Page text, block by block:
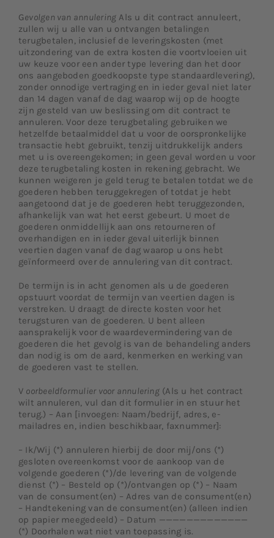
Gevolgen van annulering Als u dit contract annuleert,
zullen wij u alle van u ontvangen betalingen
terugbetalen, inclusief de leveringskosten (met
uitzondering van de extra kosten die voortvloeien uit
uw keuze voor een ander type levering dan het door
ons aangeboden goedkoopste type standaardlevering),
zonder onnodige vertraging en in ieder geval niet later
dan 14 dagen vanaf de dag waarop wij op de hoogte
zijn gesteld van uw beslissing om dit contract te
annuleren. Voor deze terugbetaling gebruiken we
hetzelfde betaalmiddel dat u voor de oorspronkelijke
transactie hebt gebruikt, tenzij uitdrukkelijk anders
met u is overeengekomen; in geen geval worden u voor
deze terugbetaling kosten in rekening gebracht. We
kunnen weigeren je geld terug te betalen totdat we de
goederen hebben teruggekregen of totdat je hebt
aangetoond dat je de goederen hebt teruggezonden,
afhankelijk van wat het eerst gebeurt. U moet de
goederen onmiddellijk aan ons retourneren of
overhandigen en in ieder geval uiterlijk binnen
veertien dagen vanaf de dag waarop u ons hebt
geïnformeerd over de annulering van dit contract.
De termijn is in acht genomen als u de goederen
opstuurt voordat de termijn van veertien dagen is
verstreken. U draagt de directe kosten voor het
terugsturen van de goederen. U bent alleen
aansprakelijk voor de waardevermindering van de
goederen die het gevolg is van de behandeling anders
dan nodig is om de aard, kenmerken en werking van
de goederen vast te stellen.
V oorbeeldformulier voor annulering(Als u het contract
wilt annuleren, vul dan dit formulier in en stuur het
terug.) – Aan [invoegen: Naam/bedrijf, adres, e-
mailadres en, indien beschikbaar, faxnummer]:
– Ik/Wij (*) annuleren hierbij de door mij/ons (*)
gesloten overeenkomst voor de aankoop van de
volgende goederen (*)/de levering van de volgende
dienst (*) – Besteld op (*)/ontvangen op (*) – Naam
van de consument(en) – Adres van de consument(en)
– Handtekening van de consument(en) (alleen indien
op papier meegedeeld) – Datum —————————————
(*) Doorhalen wat niet van toepassing is.